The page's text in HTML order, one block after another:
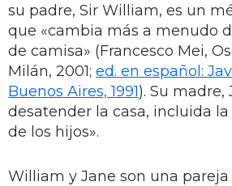
su padre, Sir William, es un
que «cambia más a menudo
de camisa» (Francesco Mei,
Milán, 2001; ed. en español:
Buenos Aires, 1991). Su madre,
desatender la casa, incluida
de los hijos».
William y Jane son una pareja